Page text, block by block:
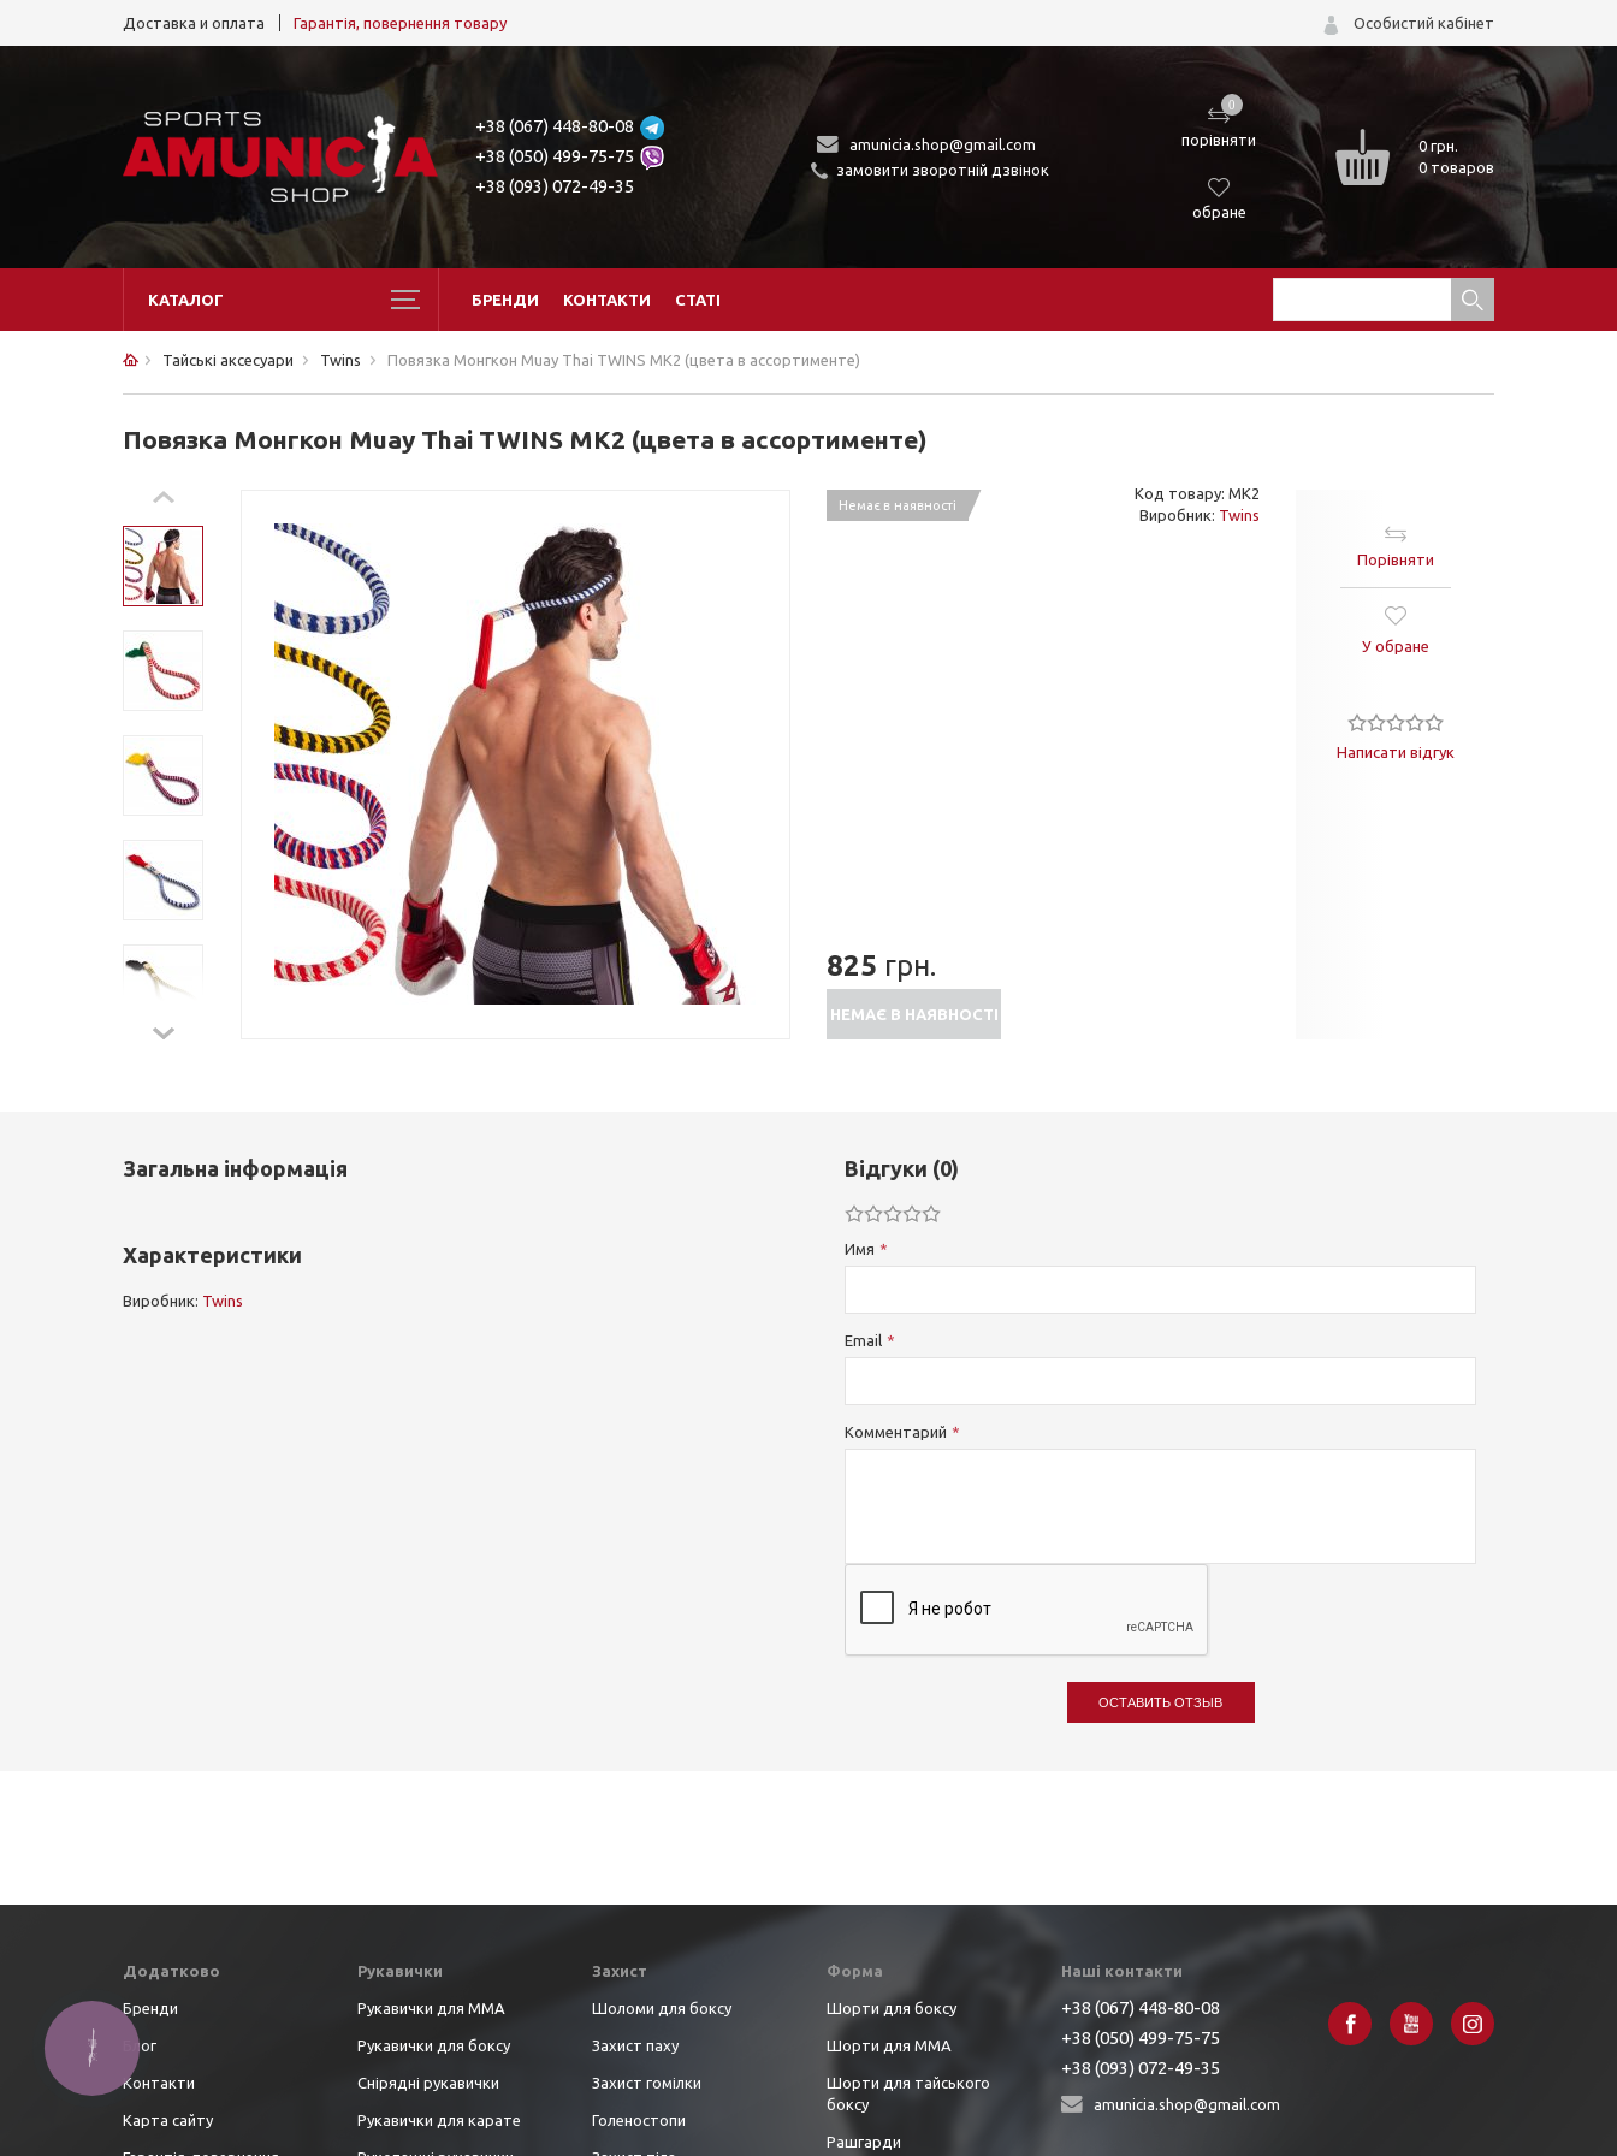
Доставка и оплата Гарантія, повернення товару Особистий кабінет
+38 (067) 448-80-08
+38 (050) 499-75-75
+38 (093) 072-49-35
amunicia.shop@gmail.com
замовити зворотній дзвінок
0
порівняти
обране
0грн.
0 товаров
КАТАЛОГ БРЕНДИ КОНТАКТИ СТАТІ
Тайські аксесуари Twins Повязка Монгкон Muay Thai TWINS MK2 (цвета в ассортименте)
Повязка Монгкон Muay Thai TWINS MK2 (цвета в ассортименте)
Немає в наявності
Код товару: MK2
Виробник: Twins
825 грн.
НЕМАЄ В НАЯВНОСТІ
Порівняти
У обране
Написати відгук
Загальна інформація
Характеристики
Виробник: Twins
Відгуки (0)
Имя
Email
Комментарий
ОСТАВИТЬ ОТЗЫВ
Додатково
Бренди
Блог
Контакти
Карта сайту
Рукавички
Рукавички для ММА
Рукавички для боксу
Снірядні рукавички
Рукавички для карате
Захист
Шоломи для боксу
Захист паху
Захист гомілки
Голеностопи
Форма
Шорти для боксу
Шорти для ММА
Шорти для тайського
боксу
Рашгарди
Наші контакти
+38 (067) 448-80-08
+38 (050) 499-75-75
+38 (093) 072-49-35
amunicia.shop@gmail.com